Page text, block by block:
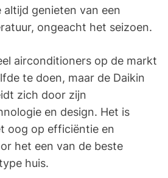
altijd genieten van een
ongeacht het seizoen.
airconditioners op de markt
te doen, maar de Daikin
zich door zijn
en design. Het is
oog op efficiëntie en
het een van de beste
huis.